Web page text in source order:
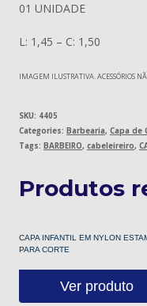
01 UNIDADE
L: 1,45 – C: 1,50
IMAGEM ILUSTRATIVA. ACESSÓRIOS
SKU: 4405
Categories: Barbearia, Capa de
Tags: BARBEIRO, cabeleireiro,
Produtos
CAPA INFANTIL EM NYLON
PARA CORTE
Ver produto